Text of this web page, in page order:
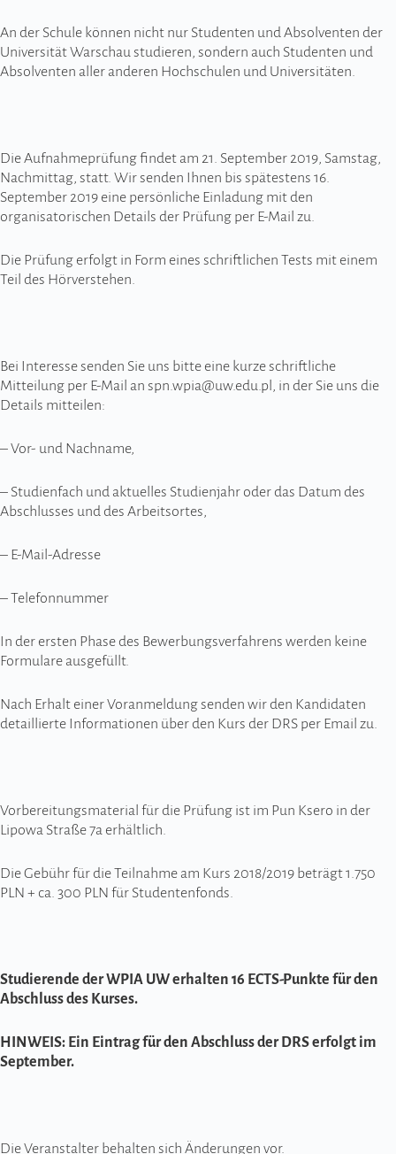
An der Schule können nicht nur Studenten und Absolventen der
Universität Warschau studieren, sondern auch Studenten und
Absolventen aller anderen Hochschulen und Universitäten.
Die Aufnahmeprüfung findet am 21. September 2019, Samstag,
Nachmittag, statt. Wir senden Ihnen bis spätestens 16.
September 2019 eine persönliche Einladung mit den
organisatorischen Details der Prüfung per E-Mail zu.
Die Prüfung erfolgt in Form eines schriftlichen Tests mit einem
Teil des Hörverstehen.
Bei Interesse senden Sie uns bitte eine kurze schriftliche
Mitteilung per E-Mail an spn.wpia@uw.edu.pl, in der Sie uns die
Details mitteilen:
– Vor- und Nachname,
– Studienfach und aktuelles Studienjahr oder das Datum des
Abschlusses und des Arbeitsortes,
– E-Mail-Adresse
– Telefonnummer
In der ersten Phase des Bewerbungsverfahrens werden keine
Formulare ausgefüllt.
Nach Erhalt einer Voranmeldung senden wir den Kandidaten
detaillierte Informationen über den Kurs der DRS per Email zu.
Vorbereitungsmaterial für die Prüfung ist im Pun Ksero in der
Lipowa Straße 7a erhältlich.
Die Gebühr für die Teilnahme am Kurs 2018/2019 beträgt 1.750
PLN + ca. 300 PLN für Studentenfonds.
Studierende der WPIA UW erhalten 16 ECTS-Punkte für den
Abschluss des Kurses.
HINWEIS: Ein Eintrag für den Abschluss der DRS erfolgt im
September.
Die Veranstalter behalten sich Änderungen vor.